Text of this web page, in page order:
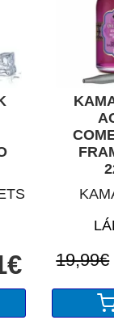
19,99€